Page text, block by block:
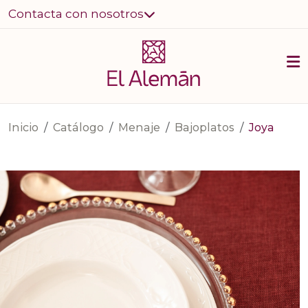
Contacta con nosotros
Inicio Catálogo Menaje Bajoplatos Joya